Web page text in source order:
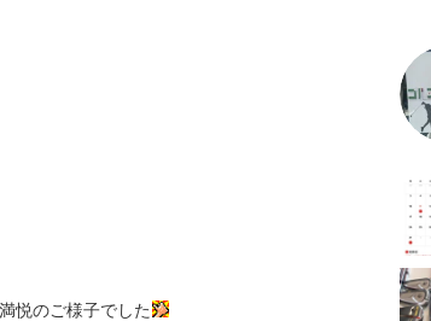
悦のご様子でした